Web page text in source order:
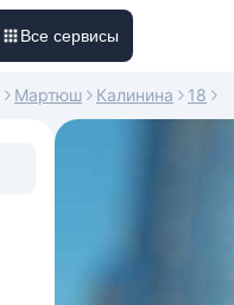
Все сервисы
Мартюш Калинина 18